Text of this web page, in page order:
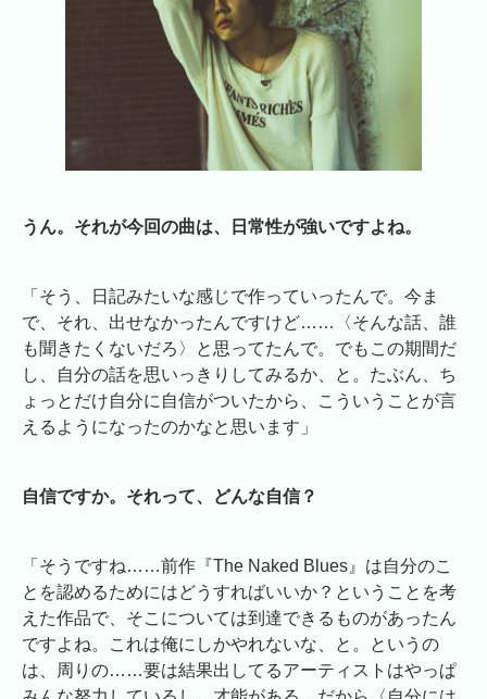
うん。それが今回の曲は、日常性が強いですよね。
「そう、日記みたいな感じで作っていったんで。今ま
で、それ、出せなかったんですけど……〈そんな話、誰
も聞きたくないだろ〉と思ってたんで。でもこの期間だ
し、自分の話を思いっきりしてみるか、と。たぶん、ち
ょっとだけ自分に自信がついたから、こういうことが言
えるようになったのかなと思います」
自信ですか。それって、どんな自信？
「そうですね……前作『The Naked Blues』は自分のこ
とを認めるためにはどうすればいいか？ということを考
えた作品で、そこについては到達できるものがあったん
ですよね。これは俺にしかやれないな、と。というの
は、周りの……要は結果出してるアーティストはやっぱ